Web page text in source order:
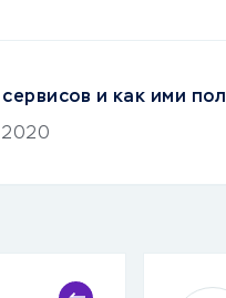
и как ими
2020